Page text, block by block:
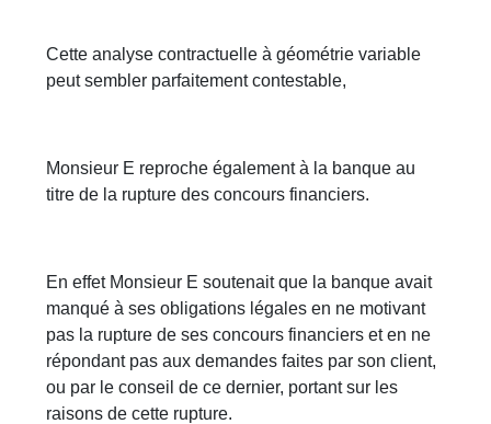
Cette analyse contractuelle à géométrie variable
peut sembler parfaitement contestable,
Monsieur E reproche également à la banque au
titre de la rupture des concours financiers.
En effet Monsieur E soutenait que la banque avait
manqué à ses obligations légales en ne motivant
pas la rupture de ses concours financiers et en ne
répondant pas aux demandes faites par son client,
ou par le conseil de ce dernier, portant sur les
raisons de cette rupture.